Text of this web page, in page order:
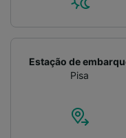
Estação de
Pisa
Verificar
dispositivo para
acessar
medição de
de público e
Lista de